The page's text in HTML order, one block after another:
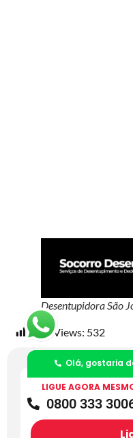
Desentupidora São
Post Views: 532
Entre em
Olá, gostaria
LIGUE AGORA
0800 333